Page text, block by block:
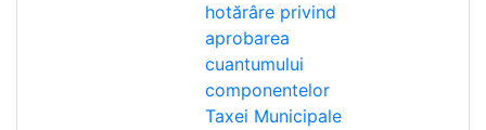
hotărâre privind
aprobarea
cuantumului
componentelor
Taxei Municipale